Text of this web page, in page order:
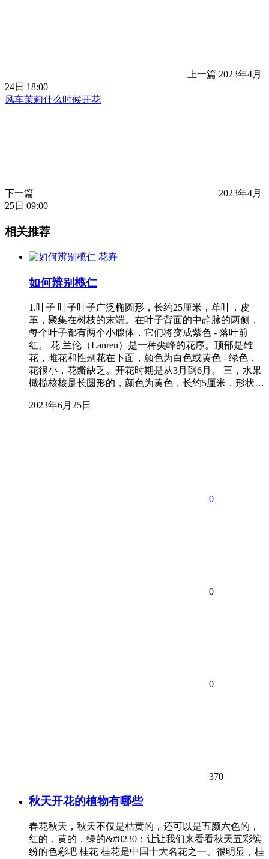
上一篇 2023年4月
24日 18:00
风车茉莉什么时候开花
下一篇
2023年4月
25日 09:00
相关推荐
花卉
如何辨别榄仁
1.叶子 叶子叶子广泛椭圆形，长约25厘米，单叶，皮
革，聚集在树枝的末端。在叶子背面的中静脉的两侧，
每个叶子都有两个小腺体，它们将变成紫色 - 落叶前
红。 花 兰伦（Lanren）是一种尖峰的花序。顶部是雄
花，雌花和性别花在下面，颜色为白色或黄色 - 绿色，
花很小，花瓣缺乏。开花时期是从3月到6月。 三，水果
橄榄核核是长圆形的，颜色为黄色，长约5厘米，形状…
2023年6月25日
0
0
0
370
秋天开花的植物有哪些
春花秋天，秋天不仅是枯黄的，还可以是五颜六色的，
红的，黄的，绿的&#8230；让让我们来看看秋天五彩缤
纷的色彩吧 桂花 桂花是中国十大名花之一。很明显，桂